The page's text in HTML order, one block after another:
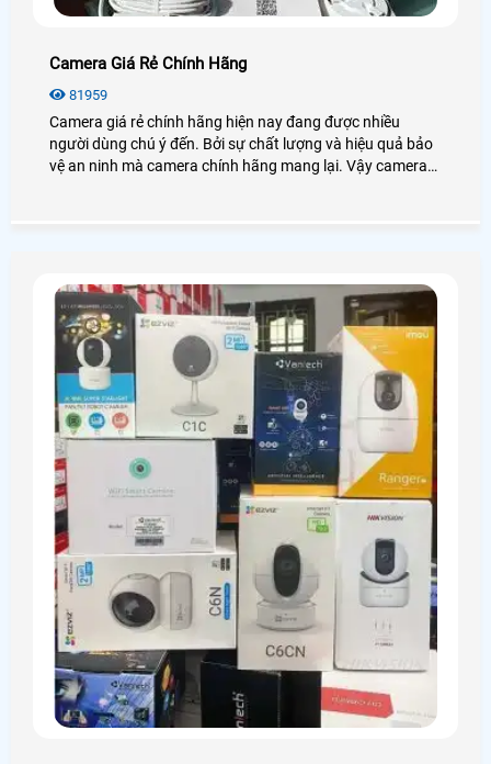
Camera Giá Rẻ Chính Hãng
81959
Camera giá rẻ chính hãng hiện nay đang được nhiều
người dùng chú ý đến. Bởi sự chất lượng và hiệu quả bảo
vệ an ninh mà camera chính hãng mang lại. Vậy camera